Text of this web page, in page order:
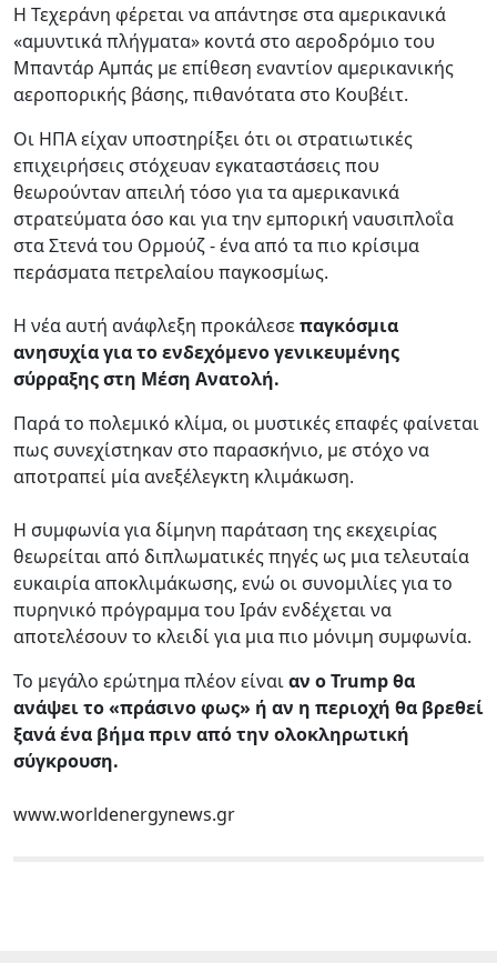
Η Τεχεράνη φέρεται να απάντησε στα αμερικανικά
«αμυντικά πλήγματα» κοντά στο αεροδρόμιο του
Μπαντάρ Αμπάς με επίθεση εναντίον αμερικανικής
αεροπορικής βάσης, πιθανότατα στο Κουβέιτ.
Οι ΗΠΑ είχαν υποστηρίξει ότι οι στρατιωτικές
επιχειρήσεις στόχευαν εγκαταστάσεις που
θεωρούνταν απειλή τόσο για τα αμερικανικά
στρατεύματα όσο και για την εμπορική ναυσιπλοΐα
στα Στενά του Ορμούζ - ένα από τα πιο κρίσιμα
περάσματα πετρελαίου παγκοσμίως.
Η νέα αυτή ανάφλεξη προκάλεσεπαγκόσμια
ανησυχία για το ενδεχόμενο γενικευμένης
σύρραξης στη Μέση Ανατολή.
Παρά το πολεμικό κλίμα, οι μυστικές επαφές φαίνεται
πως συνεχίστηκαν στο παρασκήνιο, με στόχο να
αποτραπεί μία ανεξέλεγκτη κλιμάκωση.
Η συμφωνία για δίμηνη παράταση της εκεχειρίας
θεωρείται από διπλωματικές πηγές ως μια τελευταία
ευκαιρία αποκλιμάκωσης, ενώ οι συνομιλίες για το
πυρηνικό πρόγραμμα του Ιράν ενδέχεται να
αποτελέσουν το κλειδί για μια πιο μόνιμη συμφωνία.
Το μεγάλο ερώτημα πλέον είναιαν ο Trump θα
ανάψει το «πράσινο φως» ή αν η περιοχή θα βρεθεί
ξανά ένα βήμα πριν από την ολοκληρωτική
σύγκρουση.
www.worldenergynews.gr